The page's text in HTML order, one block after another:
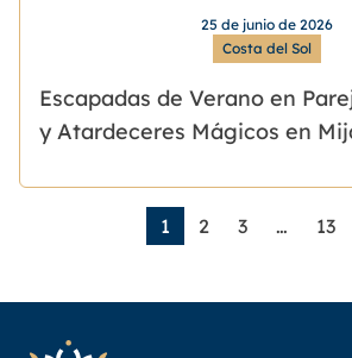
25 de junio de 2026
Costa del Sol
Escapadas de Verano en
y Atardeceres Mágicos en
1 2 3 … 13